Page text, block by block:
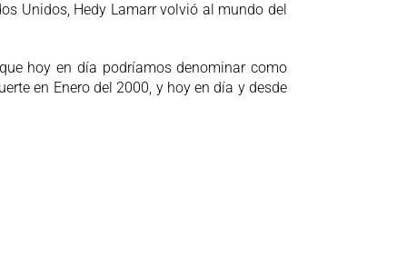
Unidos, Hedy Lamarr volvió al mundo del
hoy en día podríamos denominar como
en Enero del 2000, y hoy en día y desde